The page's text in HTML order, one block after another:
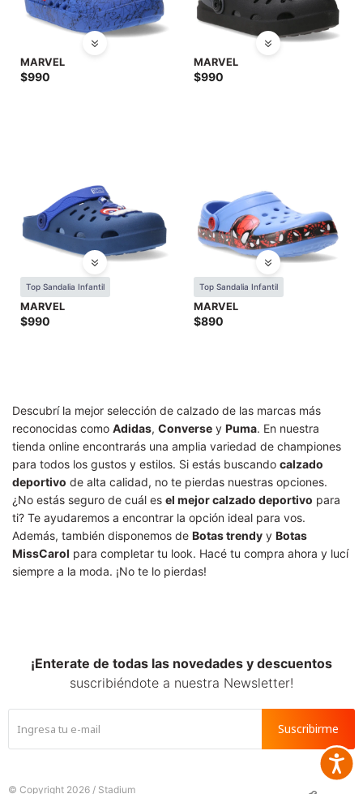
MARVEL
$990
MARVEL
$990
Top Sandalia Infantil
MARVEL
$990
Top Sandalia Infantil
MARVEL
$890
Descubrí la mejor selección de calzado de las marcas más
reconocidas como Adidas, Converse y Puma. En nuestra
tienda online encontrarás una amplia variedad de championes
para todos los gustos y estilos. Si estás buscando calzado
deportivo de alta calidad, no te pierdas nuestras opciones.
¿No estás seguro de cuál es el mejor calzado deportivo para
ti? Te ayudaremos a encontrar la opción ideal para vos.
Además, también disponemos de Botas trendy y Botas
MissCarol para completar tu look. Hacé tu compra ahora y lucí
siempre a la moda. ¡No te lo pierdas!
¡Enterate de todas las novedades y descuentos
suscribiéndote a nuestra Newsletter!
Suscribirme
© Copyright 2026 / Stadium